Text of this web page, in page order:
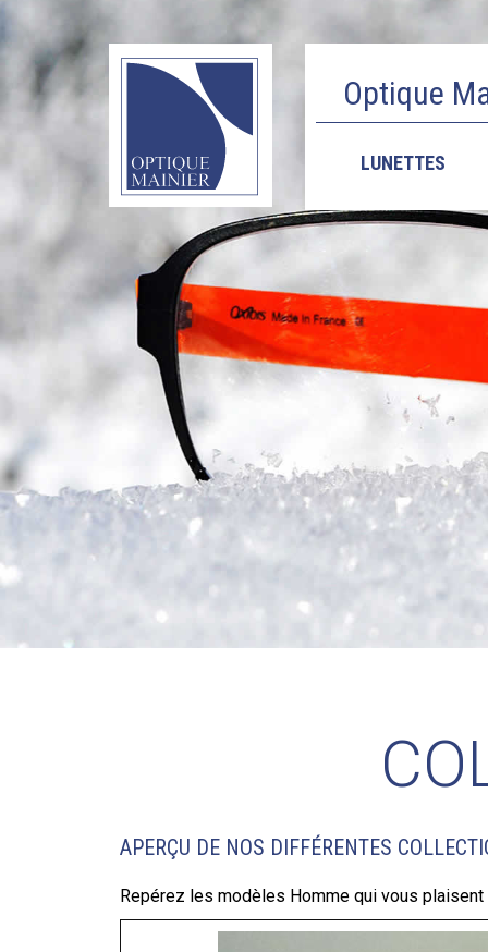
Optique
LUNETTES
APERÇU DE NOS DIFFÉRENTES
Repérez les modèles Homme qui vous